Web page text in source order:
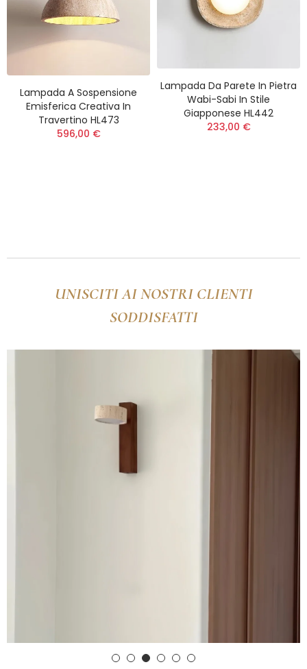
Lampada A Sospensione
Emisferica Creativa In
Travertino HL473
596,00 €
Lampada Da Parete In Pietra
Wabi-Sabi In Stile
Giapponese HL442
233,00 €
(12)
(9)
UNISCITI AI NOSTRI CLIENTI
SODDISFATTI